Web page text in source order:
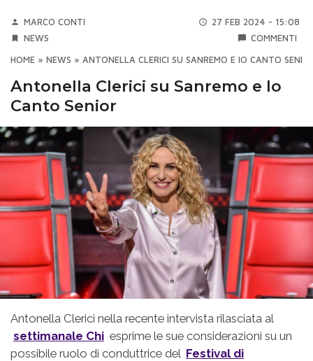
MARCO CONTI
27 FEB 2024 - 15:08
NEWS
COMMENTI
HOME » NEWS » ANTONELLA CLERICI SU SANREMO E IO CANTO
Antonella Clerici su Sanremo e Io
Canto Senior
Antonella Clerici nella recente intervista rilasciata al
settimanale Chi esprime le sue considerazioni su un
possibile ruolo di conduttrice del Festival di